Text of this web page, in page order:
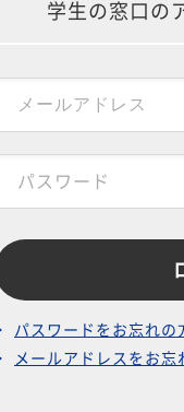
学生の窓口の
パスワードをお忘れの
メールアドレスをお忘